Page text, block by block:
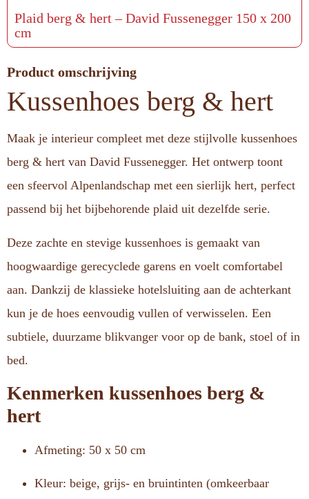
Plaid berg & hert – David Fussenegger 150 x 200
cm
Product omschrijving
Kussenhoes berg & hert
Maak je interieur compleet met deze stijlvolle kussenhoes
berg & hert van David Fussenegger. Het ontwerp toont
een sfeervol Alpenlandschap met een sierlijk hert, perfect
passend bij het bijbehorende plaid uit dezelfde serie.
Deze zachte en stevige kussenhoes is gemaakt van
hoogwaardige gerecyclede garens en voelt comfortabel
aan. Dankzij de klassieke hotelsluiting aan de achterkant
kun je de hoes eenvoudig vullen of verwisselen. Een
subtiele, duurzame blikvanger voor op de bank, stoel of in
bed.
Kenmerken kussenhoes berg &
hert
Afmeting: 50 x 50 cm
Kleur: beige, grijs- en bruintinten (omkeerbaar